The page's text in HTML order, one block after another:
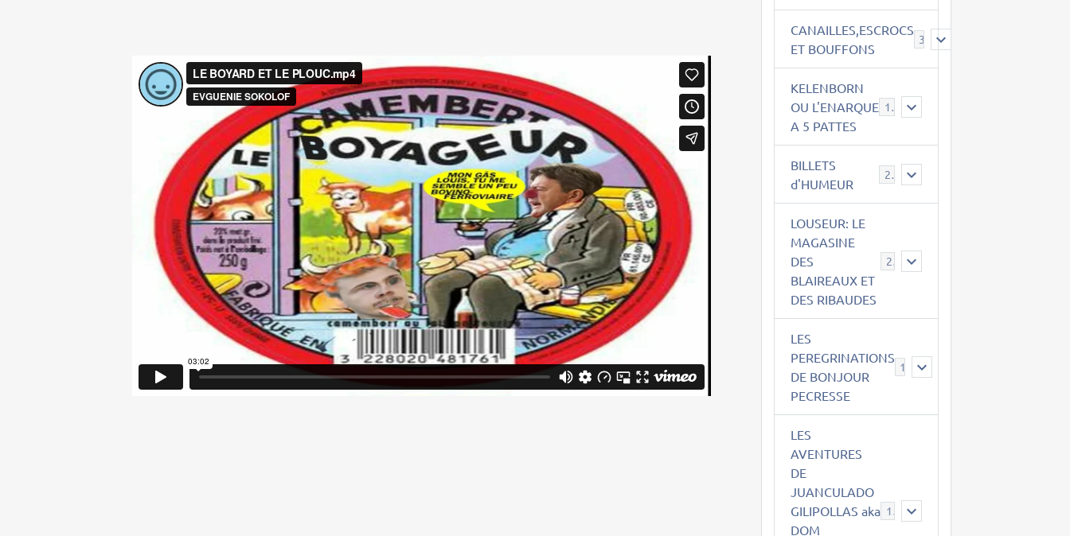
CANAILLES,ESCROCS
ET BOUFFONS
385
KELENBORN
OU L'ENARQUE
A 5 PATTES
14
BILLETS
d'HUMEUR
2
LOUSEUR: LE
MAGASINE
DES
BLAIREAUX ET
DES RIBAUDES
21
LES
PEREGRINATIONS
DE BONJOUR
PECRESSE
14
LES
AVENTURES
DE
JUANCULADO
GILIPOLLAS aka
DOM
119